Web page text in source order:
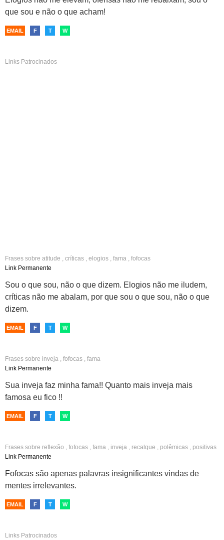
que sou e não o que acham!
EMAIL F T W
Links Patrocinados
Frases sobre atitude , críticas , elogios , fama , fofocas
Link Permanente
Sou o que sou, não o que dizem. Elogios não me iludem,
críticas não me abalam, por que sou o que sou, não o que
dizem.
EMAIL F T W
Frases sobre inveja , fofocas , fama
Link Permanente
Sua inveja faz minha fama!! Quanto mais inveja mais
famosa eu fico !!
EMAIL F T W
Frases sobre reflexão , fofocas , fama , inveja , recalque , polêmicas , positivas
, bom dia,instagram
Link Permanente
Fofocas são apenas palavras insignificantes vindas de
mentes irrelevantes.
EMAIL F T W
Links Patrocinados